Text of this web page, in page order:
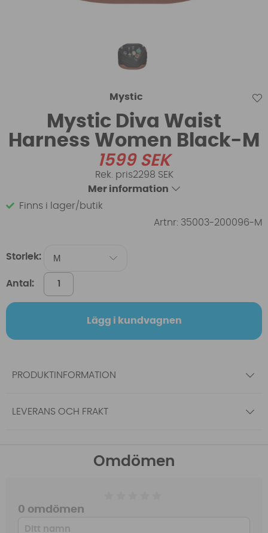
Mystic
Mystic Diva Waist
Harness Women Black-M
1599SEK
2298 SEK
Mer information
Finns i lager/butik
Artnr: 35003-200096-M
Storlek:
Antal:
Lägg i kundvagnen
PRODUKTINFORMATION
LEVERANS OCH FRAKT
Omdömen
0 omdömen